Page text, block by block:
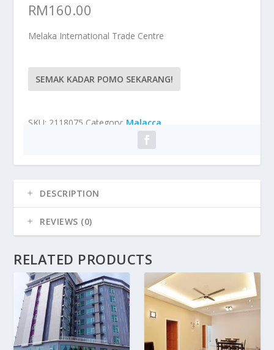
RM160.00
Melaka International Trade Centre
SEMAK KADAR POMO SEKARANG!
SKU: 2118075 Category: Malacca
DESCRIPTION
REVIEWS (0)
RELATED PRODUCTS